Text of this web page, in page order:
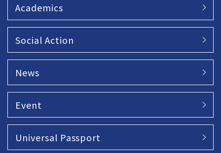
Academics
Social Action
News
Event
Universal Passport